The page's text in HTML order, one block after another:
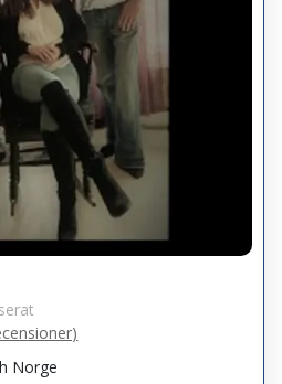
Norge